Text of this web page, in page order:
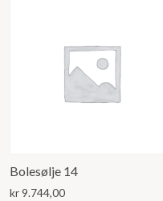
Bolesølje 14
kr9.744,00